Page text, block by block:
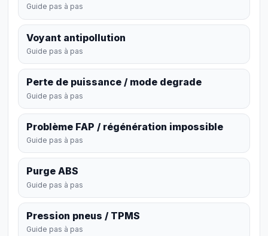
Guide pas à pas
Voyant antipollution
Guide pas à pas
Perte de puissance / mode degrade
Guide pas à pas
Problème FAP / régénération impossible
Guide pas à pas
Purge ABS
Guide pas à pas
Pression pneus / TPMS
Guide pas à pas